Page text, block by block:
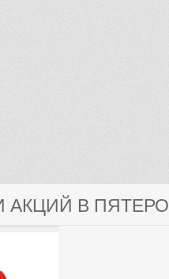
АКЦИЙ В